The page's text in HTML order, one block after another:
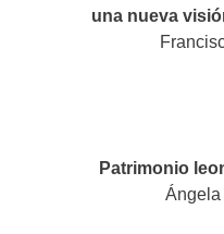
una nueva
Patrimonio
Ángela